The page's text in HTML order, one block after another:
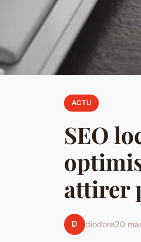
ACTU
SEO
attirer
D diodore20